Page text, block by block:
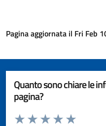
Pagina aggiornata il Fri Feb
Quanto sono chiare le
pagina?
Valuta da 1 a 5 stelle la pagina